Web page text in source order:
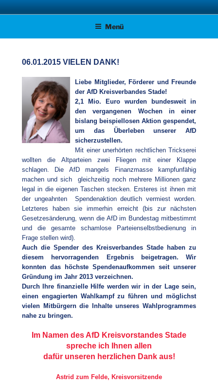
Zum
Inhalt AFD KREISVERBAND STADE
Menü
06.01.2015 VIELEN DANK!
Liebe Mitglieder, Förderer und Freunde
der AfD Kreisverbandes Stade!
2,1 Mio. Euro wurden bundesweit in
den vergangenen Wochen in einer
bislang beispiellosen Aktion gespendet,
um das Überleben unserer AfD
sicherzustellen.
Mit einer unerhörten rechtlichen Trickserei
wollten die Altparteien zwei Fliegen mit einer Klappe
schlagen. Die AfD mangels Finanzmasse kampfunfähig
machen und sich gleichzeitig noch mehrere Millionen ganz
legal in die eigenen Taschen stecken. Ersteres ist ihnen mit
der ungeahnten Spendenaktion deutlich vermiest worden.
Letzteres haben sie immerhin erreicht (bis zur nächsten
Gesetzesänderung, wenn die AfD im Bundestag mitbestimmt
und die gesamte schamlose Parteienselbstbedienung in
Frage stellen wird).
Auch die Spender des Kreisverbandes Stade haben zu
diesem hervorragenden Ergebnis beigetragen. Wir
konnten das höchste Spendenaufkommen seit unserer
Gründung im Jahr 2013 verzeichnen.
Durch Ihre finanzielle Hilfe werden wir in der Lage sein,
einen engagierten Wahlkampf zu führen und möglichst
vielen Mitbürgern die Inhalte unseres Wahlprogrammes
nahe zu bringen.
Im Namen des AfD Kreisvorstandes Stade
spreche ich Ihnen allen
dafür unseren herzlichen Dank aus!
Astrid zum Felde, Kreisvorsitzende